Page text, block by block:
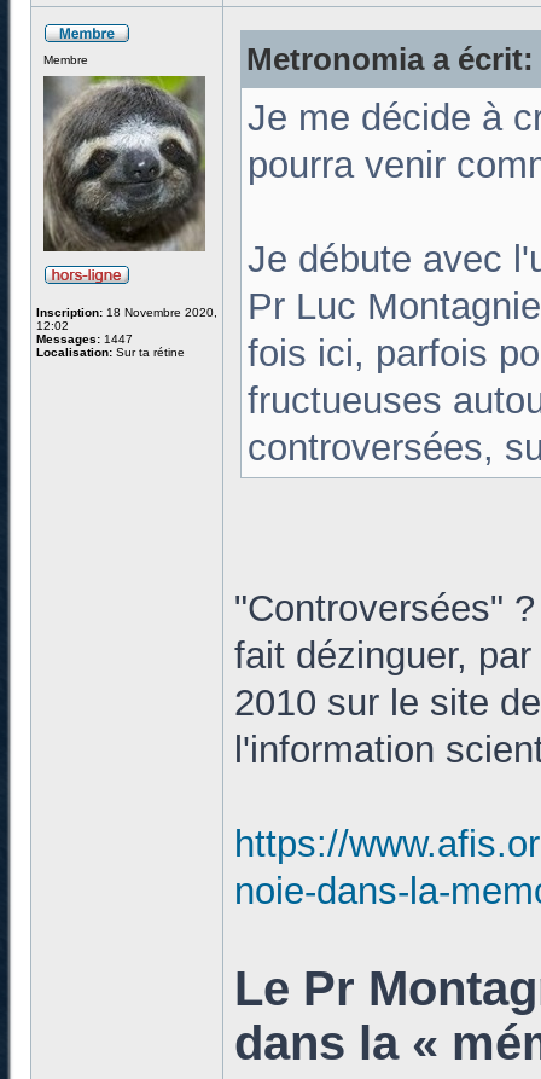
Membre
Inscription: 18 Novembre 2020,
12:02
Messages: 1447
Localisation: Sur ta rétine
Metronomia a écrit:
Je me décide à
pourra venir
Je débute avec
Pr Luc
fois ici, parfois
fructueuses
controversées,
"Controversées"
fait dézinguer,
2010 sur le site
l'information
https://
noie-dans-la-
Le Pr
dans la «